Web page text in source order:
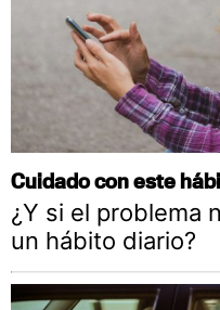
Cuidado con este
¿Y si el problema
un hábito diario?